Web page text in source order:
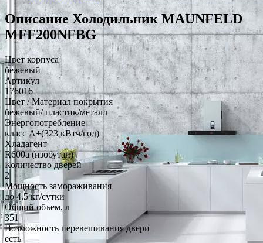
Описание Холодильник MAUNFELD
MFF200NFBG
Цвет корпуса
бежевый
Артикул
176016
Цвет / Материал покрытия
бежевый/ пластик/металл
Энергопотребление
класс A+(323 кВтч/год)
Хладагент
R600a (изобутан)
Количество дверей
2
Мощность замораживания
до 4.5 кг/cутки
Общий объем, л
351
Возможность перевешивания двери
есть